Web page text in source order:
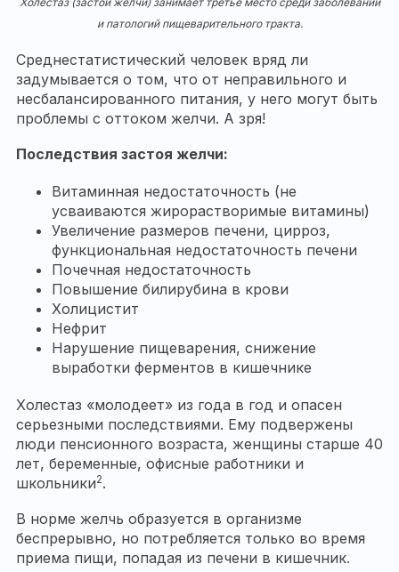
и патологий пищеварительного тракта.
Среднестатистический человек вряд ли
задумывается о том, что от неправильного и
несбалансированного питания, у него могут быть
проблемы с оттоком желчи. А зря!
Последствия застоя желчи:
Витаминная недостаточность (не
усваиваются жирорастворимые витамины)
Увеличение размеров печени, цирроз,
функциональная недостаточность печени
Почечная недостаточность
Повышение билирубина в крови
Холицистит
Нефрит
Нарушение пищеварения, снижение
выработки ферментов в кишечнике
Холестаз «молодеет» из года в год и опасен
серьезными последствиями. Ему подвержены
люди пенсионного возраста, женщины старше 40
лет, беременные, офисные работники и
школьники2.
В норме желчь образуется в организме
беспрерывно, но потребляется только во время
приема пищи, попадая из печени в кишечник.